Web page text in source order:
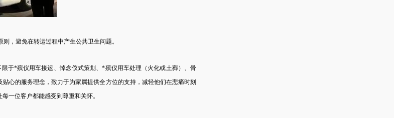
，避免在转运过程中产生公共卫生问题。
于*殡仪用车接运、悼念仪式策划、*殡仪用车处理（火化或土葬）、骨
心的服务理念，致力于为家属提供全方位的支持，减轻他们在悲痛时刻
一位客户都能感受到尊重和关怀。